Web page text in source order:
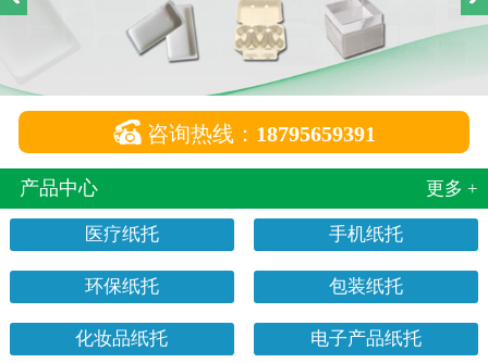
联系我们
 咨询热线： 18795659391
产品中心 更多 +
医疗纸托 手机纸托
环保纸托 包装纸托
化妆品纸托 电子产品纸托